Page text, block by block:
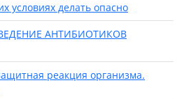
условиях делать опасно
АНТИБИОТИКОВ
реакция организма.